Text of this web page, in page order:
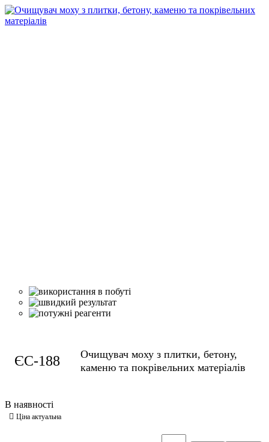
ЄС-188
Очищувач моху з плитки, бетону,
каменю та покрівельних матеріалів